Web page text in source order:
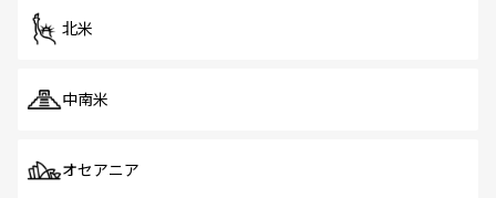
北米
中南米
オセアニア